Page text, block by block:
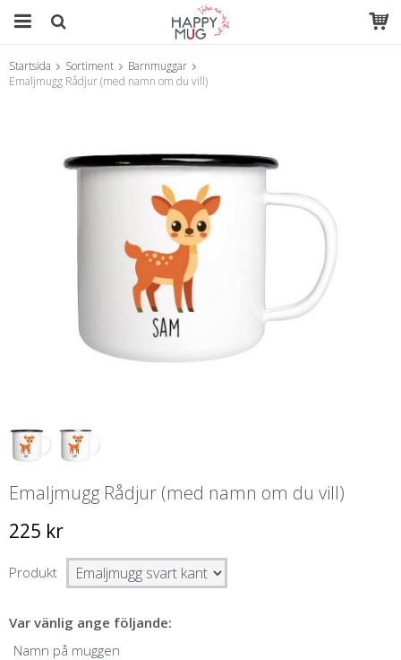
Produkten har blivit tillagd i varukorgen
Startsida Sortiment
Barnmuggar
Emaljmugg Rådjur (med namn om du vill)
Emaljmugg Rådjur (med namn om du vill)
225 kr
Produkt
Var vänlig ange följande:
Namn på muggen